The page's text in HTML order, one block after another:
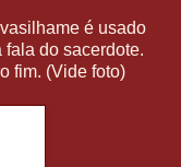
é usado
fala do sacerdote.
fim. (Vide foto)